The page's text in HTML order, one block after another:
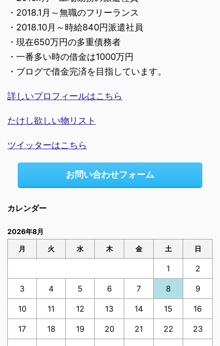
・2018.1月～無職のフリーランス
・2018.10月～時給840円派遣社員
・現在650万円の多重債務者
・一番多い時の借金は1000万円
・ブログで借金完済を目指しています。
詳しいプロフィールはこちら
たけし欲しい物リスト
ツイッターはこちら
お問い合わせフォーム
カレンダー
2026年8月
月 火 水 木 金 土 日
1 2
3 4 5 6 7 8 9
10 11 12 13 14 15 16
17 18 19 20 21 22 23